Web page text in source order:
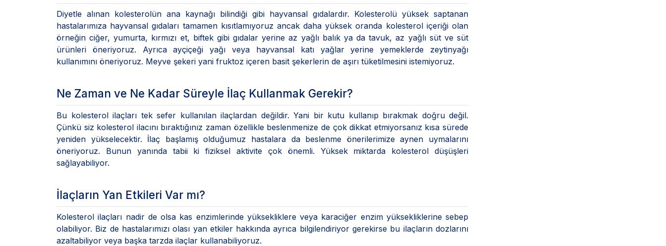
Diyetle alınan kolesterolün ana kaynağı bilindiği gibi hayvansal gıdalardır. Kolesterolü yüksek saptanan
hastalarımıza hayvansal gıdaları tamamen kısıtlamıyoruz ancak daha yüksek oranda kolesterol içeriği olan
örneğin ciğer, yumurta, kırmızı et, biftek gibi gıdalar yerine az yağlı balık ya da tavuk, az yağlı süt ve süt
ürünleri öneriyoruz. Ayrıca ayçiçeği yağı veya hayvansal katı yağlar yerine yemeklerde zeytinyağı
kullanımını öneriyoruz. Meyve şekeri yani fruktoz içeren basit şekerlerin de aşırı tüketilmesini istemiyoruz.
Ne Zaman ve Ne Kadar Süreyle İlaç Kullanmak Gerekir?
Bu kolesterol ilaçları tek sefer kullanılan ilaçlardan değildir. Yani bir kutu kullanıp bırakmak doğru değil.
Çünkü siz kolesterol ilacını bıraktığınız zaman özellikle beslenmenize de çok dikkat etmiyorsanız kısa sürede
yeniden yükselecektir. İlaç başlamış olduğumuz hastalara da beslenme önerilerimize aynen uymalarını
öneriyoruz. Bunun yanında tabii ki fiziksel aktivite çok önemli. Yüksek miktarda kolesterol düşüşleri
sağlayabiliyor.
İlaçların Yan Etkileri Var mı?
Kolesterol ilaçları nadir de olsa kas enzimlerinde yüksekliklere veya karaciğer enzim yüksekliklerine sebep
olabiliyor. Biz de hastalarımızı olası yan etkiler hakkında ayrıca bilgilendiriyor gerekirse bu ilaçların dozlarını
azaltabiliyor veya başka tarzda ilaçlar kullanabiliyoruz.